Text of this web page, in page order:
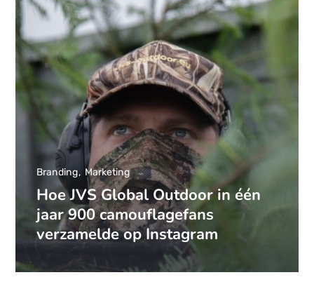
Hoe JVS Global Outdoor in één
jaar 900 camouflagefans
verzamelde op Instagram
Branding Marketing